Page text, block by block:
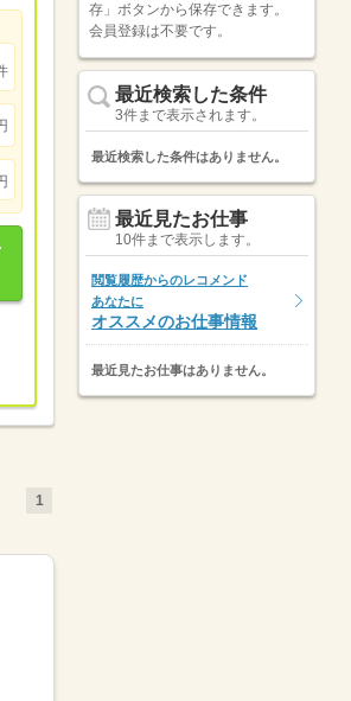
1
存」ボタンから保存できます。
会員登録は不要です。
最近検索した条件
3件まで表示されます。
最近検索した条件はありません。
最近見たお仕事
10件まで表示します。
閲覧履歴からのレコメンド
あなたに
オススメのお仕事情報
最近見たお仕事はありません。